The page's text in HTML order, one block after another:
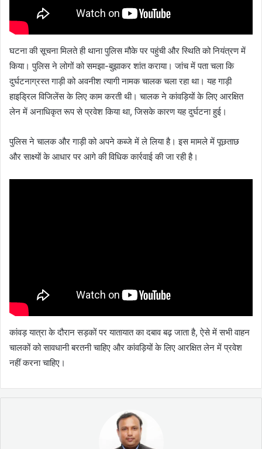
घटना की सूचना मिलते ही थाना पुलिस मौके पर पहुंची और स्थिति को नियंत्रण में
किया। पुलिस ने लोगों को समझा-बुझाकर शांत कराया। जांच में पता चला कि
दुर्घटनाग्रस्त गाड़ी को अवनीश त्यागी नामक चालक चला रहा था। यह गाड़ी
हाइड्रिल विजिलेंस के लिए काम करती थी। चालक ने कांवड़ियों के लिए आरक्षित
लेन में अनाधिकृत रूप से प्रवेश किया था, जिसके कारण यह दुर्घटना हुई।
पुलिस ने चालक और गाड़ी को अपने कब्जे में ले लिया है। इस मामले में पूछताछ
और साक्ष्यों के आधार पर आगे की विधिक कार्रवाई की जा रही है।
कांवड़ यात्रा के दौरान सड़कों पर यातायात का दबाव बढ़ जाता है, ऐसे में सभी वाहन
चालकों को सावधानी बरतनी चाहिए और कांवड़ियों के लिए आरक्षित लेन में प्रवेश
नहीं करना चाहिए।